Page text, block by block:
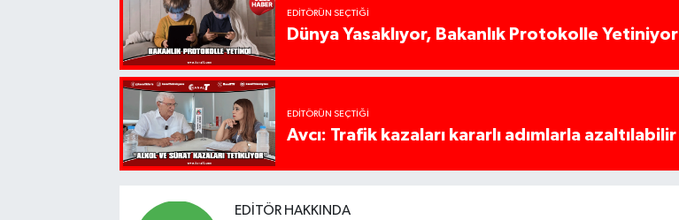
EDITÖRÜN SEÇTIĞI
Dünya Yasaklıyor, Bakanlık Protokolle Yetiniyor
EDITÖRÜN SEÇTIĞI
Avcı: Trafik kazaları kararlı adımlarla azaltılabilir
EDITÖR HAKKINDA